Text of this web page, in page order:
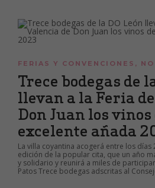
FERIAS Y CONVENCIONES ,
Trece bodegas de
llevan a la Feria
Don Juan los vinos
excelente añada
La villa coyantina acogerá entre los días
edición de la popular cita, que un año
y solidario y reunirá a miles de
Patos Trece bodegas adscritas al